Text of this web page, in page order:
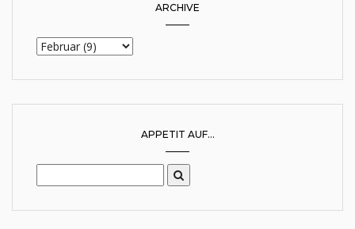
ARCHIVE
APPETIT AUF...